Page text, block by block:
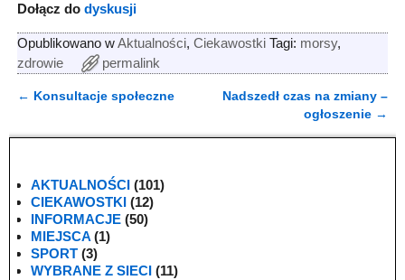
Dołącz do dyskusji
Opublikowano w Aktualności, Ciekawostki Tagi: morsy,
zdrowie
permalink
← Konsultacje społeczne
Nadszedł czas na zmiany –
ogłoszenie →
AKTUALNOŚCI (101)
CIEKAWOSTKI (12)
INFORMACJE (50)
MIEJSCA (1)
SPORT (3)
WYBRANE Z SIECI (11)